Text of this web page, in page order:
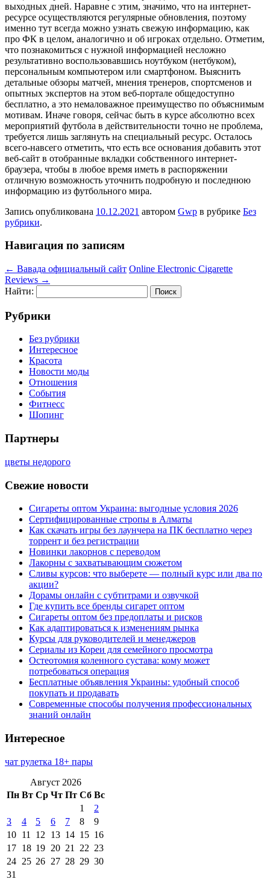
выходных дней. Наравне с этим, значимо, что на интернет-
ресурсе осуществляются регулярные обновления, поэтому
именно тут всегда можно узнать свежую информацию, как
про ФК в целом, аналогично и об игроках отдельно. Отметим,
что познакомиться с нужной информацией несложно
результативно воспользовавшись ноутбуком (нетбуком),
персональным компьютером или смартфоном. Выяснить
детальные обзоры матчей, мнения тренеров, спортсменов и
опытных экспертов на этом веб-портале общедоступно
бесплатно, а это немаловажное преимущество по объяснимым
мотивам. Иначе говоря, сейчас быть в курсе абсолютно всех
мероприятий футбола в действительности точно не проблема,
требуется лишь заглянуть на специальный ресурс. Осталось
всего-навсего отметить, что есть все основания добавить этот
веб-сайт в отобранные вкладки собственного интернет-
браузера, чтобы в любое время иметь в распоряжении
отличную возможность уточнить подробную и последнюю
информацию из футбольного мира.
Запись опубликована 10.12.2021 автором Gwp в рубрике Без
рубрики.
Навигация по записям
← Вавада официальный сайт Online Electronic Cigarette
Reviews →
Найти:
Рубрики
Без рубрики
Интересное
Красота
Новости моды
Отношения
События
Фитнесс
Шопинг
Партнеры
цветы недорого
Свежие новости
Сигареты оптом Украина: выгодные условия 2026
Сертифицированные стропы в Алматы
Как скачать игры без лаунчера на ПК бесплатно через
торрент и без регистрации
Новинки лакорнов с переводом
Лакорны с захватывающим сюжетом
Сливы курсов: что выберете — полный курс или два по
акции?
Дорамы онлайн с субтитрами и озвучкой
Где купить все бренды сигарет оптом
Сигареты оптом без предоплаты и рисков
Как адаптироваться к изменениям рынка
Курсы для руководителей и менеджеров
Сериалы из Кореи для семейного просмотра
Остеотомия коленного сустава: кому может
потребоваться операция
Бесплатные объявления Украины: удобный способ
покупать и продавать
Современные способы получения профессиональных
знаний онлайн
Интересное
чат рулетка 18+ пары
Август 2026
Пн Вт Ср Чт Пт Сб Вс
1
2
3
4 5 6 7 8
9
10 11 12 13 14 15 16
17 18 19 20 21 22 23
24 25 26 27 28 29 30
31